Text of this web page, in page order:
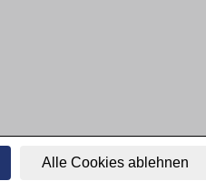
Alle Cookies ablehnen